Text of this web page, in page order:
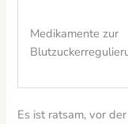
Medikamente zur
Es ist ratsam, vor